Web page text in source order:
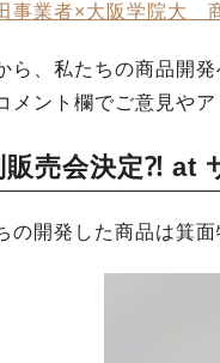
事業者×大阪学院大
ら、私たちの商品開
メント欄でご意見や
販売会決定⁈ at
の開発した商品は箕